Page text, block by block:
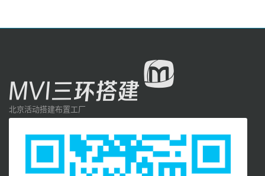
北京活动搭建布置工厂